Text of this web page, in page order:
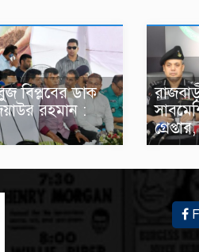
বিপ্লবের ডাক
রহমান :